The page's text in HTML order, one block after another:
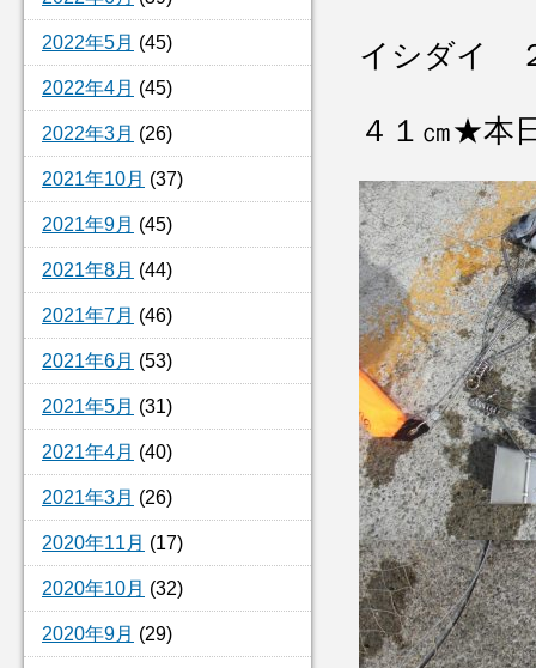
2022年5月 (45)
2022年4月 (45)
2022年3月 (26)
2021年10月 (37)
2021年9月 (45)
2021年8月 (44)
2021年7月 (46)
2021年6月 (53)
2021年5月 (31)
2021年4月 (40)
2021年3月 (26)
2020年11月 (17)
2020年10月 (32)
2020年9月 (29)
イシダイ
４１㎝★本